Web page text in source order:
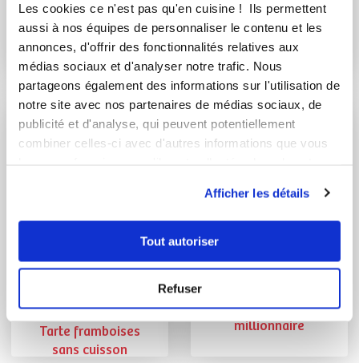
Les cookies ce n'est pas qu'en cuisine ! Ils permettent
aussi à nos équipes de personnaliser le contenu et les
annonces, d'offrir des fonctionnalités relatives aux
médias sociaux et d'analyser notre trafic. Nous
partageons également des informations sur l'utilisation de
notre site avec nos partenaires de médias sociaux, de
publicité et d'analyse, qui peuvent potentiellement
combiner celles-ci avec d'autres informations que vous
Afficher les détails
Tout autoriser
Refuser
Chef Guy Demarle
Pavlova aux fruits
rouges
Soufflés froids aux
framboises
Tarte framboises
sans cuisson
Shortbread
millionnaire